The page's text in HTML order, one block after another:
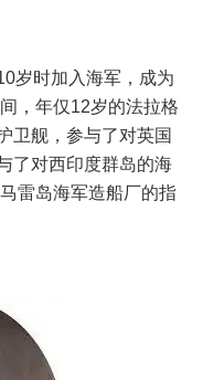
岁时加入海军，成为
，年仅12岁的法拉格
卫舰，参与了对英国
了对西印度群岛的海
雷岛海军造船厂的指